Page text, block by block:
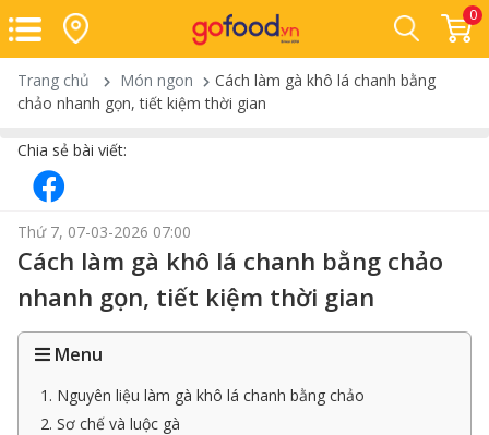
0
Trang chủ Món ngon
Cách làm gà khô lá chanh bằng
chảo nhanh gọn, tiết kiệm thời gian
Chia sẻ bài viết:
Thứ 7, 07-03-2026 07:00
Cách làm gà khô lá chanh bằng chảo
nhanh gọn, tiết kiệm thời gian
Menu
1. Nguyên liệu làm gà khô lá chanh bằng chảo
2. Sơ chế và luộc gà